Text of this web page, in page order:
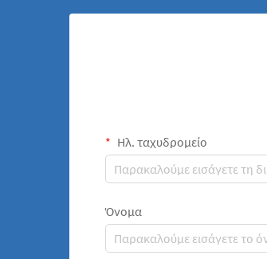
Ηλ. ταχυδρομείο
Όνομα